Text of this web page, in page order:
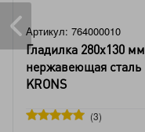
Артикул: 764000010
Гладилка 280x130 мм
нержавеющая сталь
KRONS
3